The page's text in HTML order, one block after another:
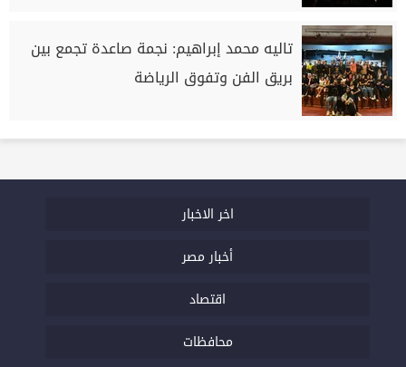
تاليه محمد إبراهيم: نجمة صاعدة تجمع بين
بريق الفن وتفوق الرياضة
اخر الاخبار
أخبار مصر
اقتصاد
محافظات